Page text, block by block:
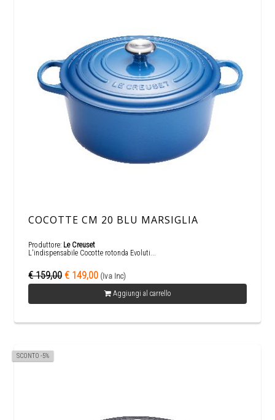
COCOTTE CM 20 BLU MARSIGLIA
Produttore: Le Creuset
L'indispensabile Cocotte rotonda Evoluti...
€ 159,00 € 149,00 (Iva Inc)
Aggiungi al carrello
SCONTO -5%